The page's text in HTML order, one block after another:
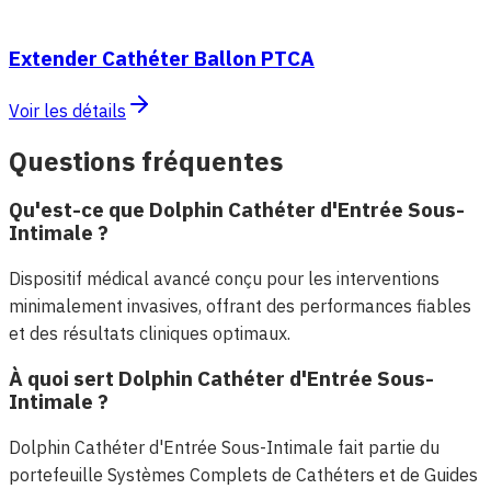
Extender Cathéter Ballon PTCA
Voir les détails
Questions fréquentes
Qu'est-ce que Dolphin Cathéter d'Entrée Sous-
Intimale ?
Dispositif médical avancé conçu pour les interventions
minimalement invasives, offrant des performances fiables
et des résultats cliniques optimaux.
À quoi sert Dolphin Cathéter d'Entrée Sous-
Intimale ?
Dolphin Cathéter d'Entrée Sous-Intimale fait partie du
portefeuille Systèmes Complets de Cathéters et de Guides